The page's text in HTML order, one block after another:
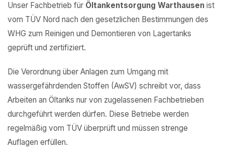
Unser Fachbetrieb für Öltankentsorgung Warthausen ist
vom TÜV Nord nach den gesetzlichen Bestimmungen des
WHG zum Reinigen und Demontieren von Lagertanks
geprüft und zertifiziert.
Die Verordnung über Anlagen zum Umgang mit
wassergefährdenden Stoffen (AwSV) schreibt vor, dass
Arbeiten an Öltanks nur von zugelassenen Fachbetrieben
durchgeführt werden dürfen. Diese Betriebe werden
regelmäßig vom TÜV überprüft und müssen strenge
Auflagen erfüllen.